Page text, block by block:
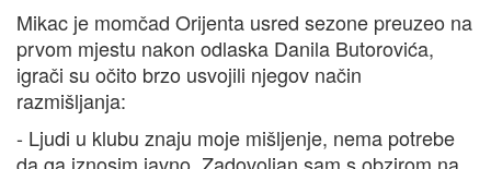
Mikac je momčad Orijenta usred sezone preuzeo na
prvom mjestu nakon odlaska Danila Butorovića,
igrači su očito brzo usvojili njegov način
razmišljanja:
- Ljudi u klubu znaju moje mišljenje, nema potrebe
da ga iznosim javno. Zadovoljan sam s obzirom na